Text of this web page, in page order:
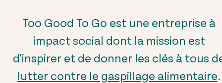
Too Good To Go est une entreprise à
impact social dont la mission est
d'inspirer et de donner les clés à tous
lutter contre le gaspillage alimentaire.